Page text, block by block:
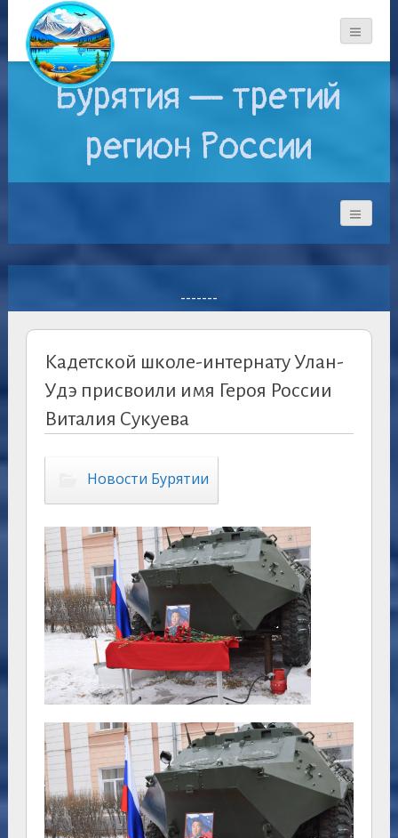
Бурятия — третий
регион России
-------
Кадетской школе-интернату Улан-
Удэ присвоили имя Героя России
Виталия Сукуева
Новости Бурятии